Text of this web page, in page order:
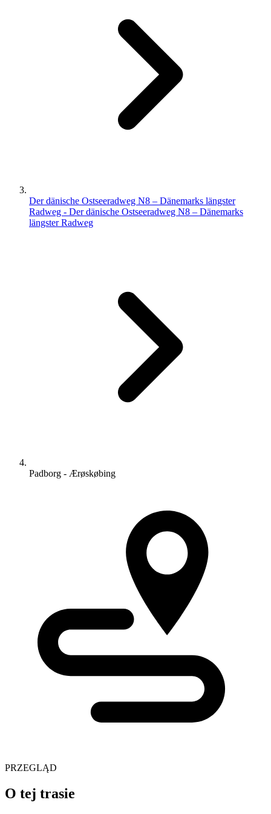
Der dänische Ostseeradweg N8 – Dänemarks längster
Radweg - Der dänische Ostseeradweg N8 – Dänemarks
längster Radweg
Padborg - Ærøskøbing
PRZEGLĄD
O tej trasie